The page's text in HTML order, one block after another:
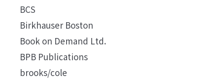
BCS
Birkhauser Boston
Book on Demand Ltd.
BPB Publications
brooks/cole